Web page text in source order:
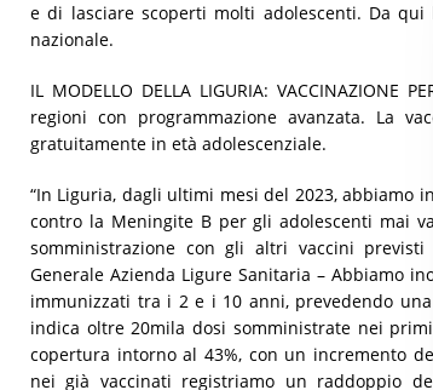
e di lasciare scoperti molti adolescenti. Da qui
nazionale.
IL MODELLO DELLA LIGURIA: VACCINAZIONE
regioni con programmazione avanzata. La
gratuitamente in età adolescenziale.
“In Liguria, dagli ultimi mesi del 2023, abbiamo
contro la Meningite B per gli adolescenti mai
somministrazione con gli altri vaccini
Generale Azienda Ligure Sanitaria – Abbiamo
immunizzati tra i 2 e i 10 anni, prevedendo
indica oltre 20mila dosi somministrate nei
copertura intorno al 43%, con un incremento
nei già vaccinati registriamo un raddoppio